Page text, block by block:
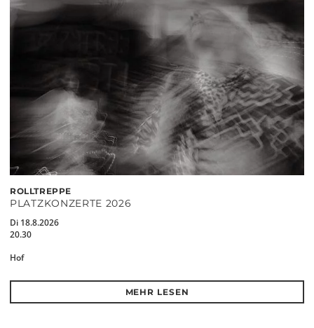
ROLLTREPPE
PLATZKONZERTE 2026
Di 18.8.2026
20.30
Hof
MEHR LESEN